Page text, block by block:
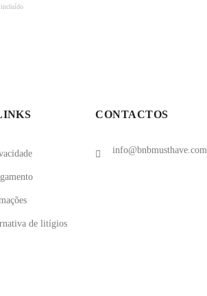
de litígios
CONTACTOS
info@bnbmusthave.com